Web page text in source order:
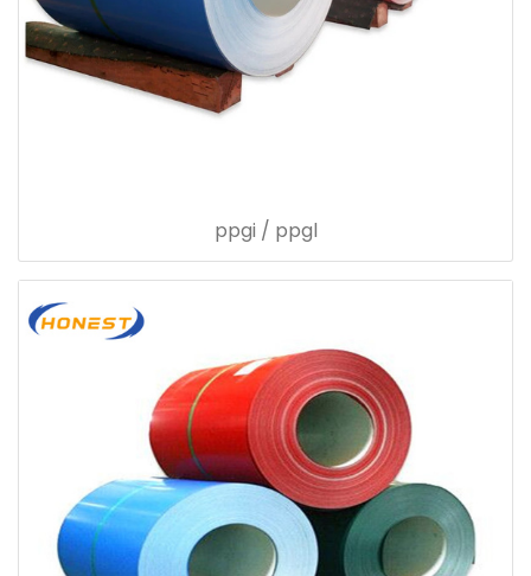
ppgi / ppgl